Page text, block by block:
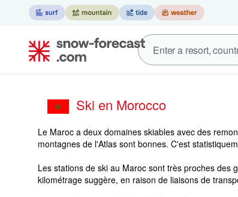
Ski en Morocco
Le Maroc a deux domaines skiables avec des
montagnes de l'Atlas sont bonnes. C'est
Les stations de ski au Maroc sont très proches des
kilométrage suggère, en raison de liaisons de